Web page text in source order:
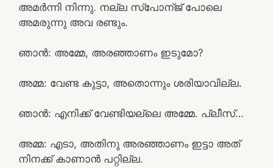
അമർന്നി നിന്നു. നല്ല സ്പോന്ജ് പോലെ
അമരുന്നു അവ രണ്ടും.
ഞാൻ: അമ്മേ, അരഞ്ഞാണം ഇടുമോ?
അമ്മ: വേണ്ട കുട്ടാ, അതൊന്നും ശരിയാവില്ല.
ഞാൻ: എനിക്ക് വേണ്ടിയല്ലെ അമ്മേ. പ്ലീസ്…
അമ്മ: എടാ, അതിനു അരഞ്ഞാണം ഇട്ടാ അത്
നിനക്ക് കാണാൻ പറ്റില്ല.